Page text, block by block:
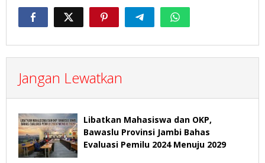
Jangan Lewatkan
Libatkan Mahasiswa dan OKP,
Bawaslu Provinsi Jambi Bahas
Evaluasi Pemilu 2024 Menuju 2029